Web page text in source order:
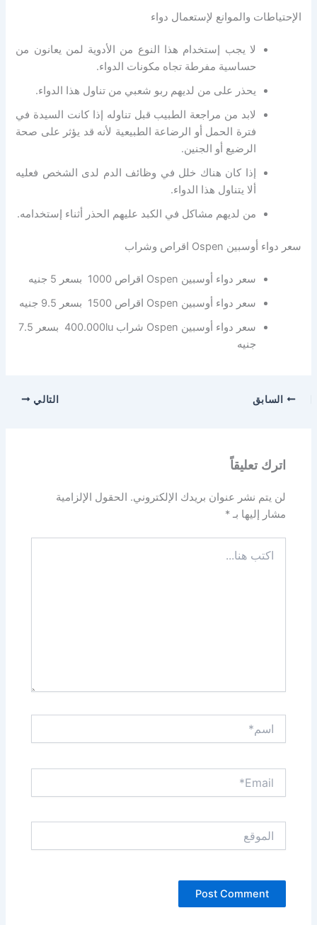
الإحتياطات والموانع لإستعمال دواء
لا يجب إستخدام هذا النوع من الأدوية لمن يعانون من
حساسية مفرطة تجاه مكونات الدواء.
يحذر على من لديهم ربو شعبي من تناول هذا الدواء.
لابد من مراجعة الطبيب قبل تناوله إذا كانت السيدة في
فترة الحمل أو الرضاعة الطبيعية لأنه قد يؤثر على صحة
الرضيع أو الجنين.
إذا كان هناك خلل في وظائف الدم لدى الشخص فعليه
ألا يتناول هذا الدواء.
من لديهم مشاكل في الكبد عليهم الحذر أثناء إستخدامه.
سعر دواء أوسبين Ospen اقراص وشراب
سعر دواء أوسبين Ospen اقراص 1000 بسعر 5 جنيه
سعر دواء أوسبين Ospen اقراص 1500 بسعر 9.5 جنيه
سعر دواء أوسبين Ospen شراب 400.000lu بسعر 7.5
جنيه
السابق التالي
اترك تعليقاً
لن يتم نشر عنوان بريدك الإلكتروني. الحقول الإلزامية
مشار إليها بـ*
هنا...